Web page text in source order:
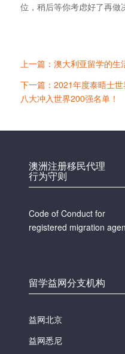
位，稍后等你考虑好了再做
上一篇：澳大利亚留学的生
下一篇：2021年度泰晤士
八大冲入世界200强名单！
澳洲注册移民代理
行为守则
Code of Conduct for
registered migration
留学益网分支机构
益网北京
益网悉尼